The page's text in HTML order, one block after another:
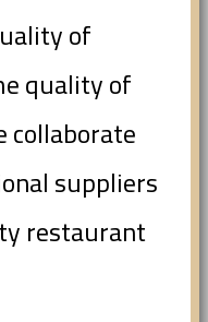
of
quality of
collaborate
suppliers
restaurant